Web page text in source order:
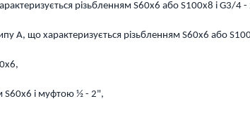
різьбленням S60x6 або S100x8 і G3/4 -
A, що характеризується різьбленням S60x6 або
S60x6 і муфтою ½ - 2",